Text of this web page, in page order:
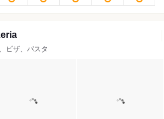
ピザ、パスタ